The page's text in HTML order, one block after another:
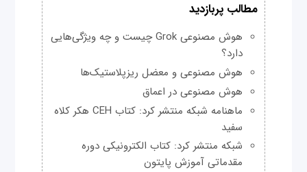
مطالب پربازدید
هوش مصنوعی Grok چیست و چه ویژگی‌هایی
دارد؟
هوش مصنوعی و معضل ریزپلاستیک‌ها
هوش مصنوعی در اعماق
ماهنامه شبکه منتشر کرد: کتاب CEH هکر کلاه
سفید
شبکه منتشر کرد: کتاب الکترونیکی دوره
مقدماتی آموزش پایتون